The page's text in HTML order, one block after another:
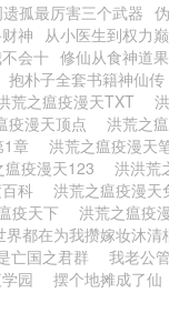
孤最厉害三个武器
神 从小医生到权力
会十 修仙从食神道
抱朴子全套书籍神仙传
荒之瘟疫漫天TXT
疫漫天顶点 洪荒之
1章 洪荒之瘟疫漫天
瘟疫漫天123 洪洪荒
科 洪荒之瘟疫漫天
疫天下 洪荒之瘟疫
界都在为我攒嫁妆沐清
亡国之君群 我老公
园 摆个地摊成了仙